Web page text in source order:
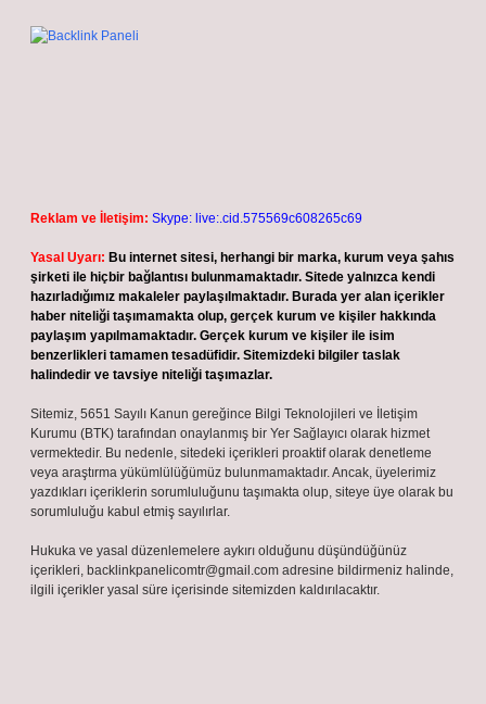
Reklam ve İletişim: Skype: live:.cid.575569c608265c69
Yasal Uyarı: Bu internet sitesi, herhangi bir marka, kurum veya şahıs
şirketi ile hiçbir bağlantısı bulunmamaktadır. Sitede yalnızca kendi
hazırladığımız makaleler paylaşılmaktadır. Burada yer alan içerikler
haber niteliği taşımamakta olup, gerçek kurum ve kişiler hakkında
paylaşım yapılmamaktadır. Gerçek kurum ve kişiler ile isim
benzerlikleri tamamen tesadüfidir. Sitemizdeki bilgiler taslak
halindedir ve tavsiye niteliği taşımazlar.
Sitemiz, 5651 Sayılı Kanun gereğince Bilgi Teknolojileri ve İletişim
Kurumu (BTK) tarafından onaylanmış bir Yer Sağlayıcı olarak hizmet
vermektedir. Bu nedenle, sitedeki içerikleri proaktif olarak denetleme
veya araştırma yükümlülüğümüz bulunmamaktadır. Ancak, üyelerimiz
yazdıkları içeriklerin sorumluluğunu taşımakta olup, siteye üye olarak bu
sorumluluğu kabul etmiş sayılırlar.
Hukuka ve yasal düzenlemelere aykırı olduğunu düşündüğünüz
içerikleri, backlinkpanelicomtr@gmail.com adresine bildirmeniz halinde,
ilgili içerikler yasal süre içerisinde sitemizden kaldırılacaktır.